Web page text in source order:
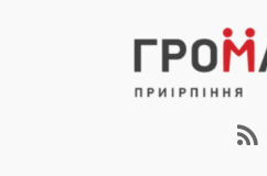
Громада